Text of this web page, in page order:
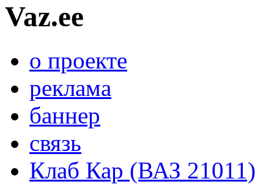
Vaz.ee
о проекте
реклама
баннер
связь
Клаб Кар (ВАЗ 21011)